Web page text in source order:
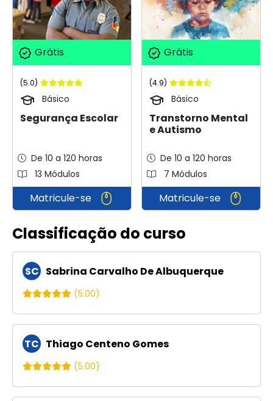
Grátis
(5.0)
Básico
Segurança Escolar
De 10 a 120 horas
13 Módulos
Matricule-se
Grátis
(4.9)
Básico
Transtorno Mental
e Autismo
De 10 a 120 horas
7 Módulos
Matricule-se
Classificação do curso
SC Sabrina Carvalho De Albuquerque
(5.00)
TC Thiago Centeno Gomes
(5.00)